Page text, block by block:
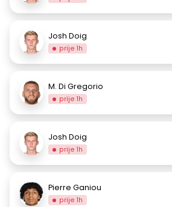
Josh Doig
prije 1h
M. Di Gregorio
prije 1h
Josh Doig
prije 1h
Pierre Ganiou
prije 1h